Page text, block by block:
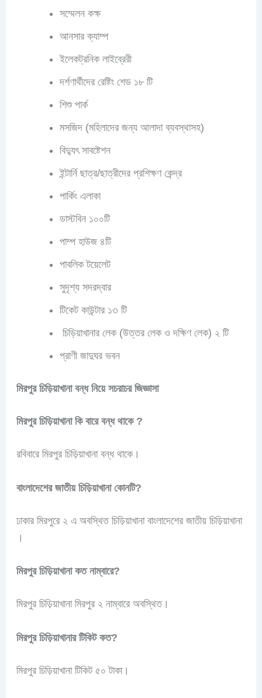
সম্মেলন কক্ষ
আনসার ক্যাম্প
ইলেকট্রনিক লাইব্রেরী
দর্শণার্থীদের রেষ্টিং শেড ১৮ টি
শিশু পার্ক
মসজিদ (মহিলাদের জন্য আলাদা ব্যবস্থাসহ)
বিদ্যুৎ সাবষ্টেশন
ইন্টার্নি ছাত্র/ছাত্রীদের প্রশিক্ষণ কেন্দ্র
পার্কিং এলাকা
ডাস্টবিন ১০০টি
পাম্প হাউজ ৪টি
পাবলিক টয়েলেট
সুদৃশ্য সদরদ্বার
টিকেট কাউন্টার ১৩ টি
চিড়িয়াখানার লেক (উত্তর লেক ও দক্ষিণ লেক) ২ টি
প্রাণী জাদুঘর ভবন
মিরপুর চিড়িয়াখানাবন্ধ নিয়ে সচরাচর জিজ্ঞাসা
মিরপুর চিড়িয়াখানা কি বারে বন্ধ থাকে ?
রবিবারে মিরপুর চিড়িয়াখানা বন্ধ থাকে।
বাংলাদেশের জাতীয় চিড়িয়াখানা কোনটি?
ঢাকার মিরপুরে ২ এ অবস্থিত চিড়িয়াখানা বাংলাদেশের জাতীয় চিড়িয়াখানা
।
মিরপুর চিড়িয়াখানা কত নাম্বারে?
মিরপুর চিড়িয়াখানা মিরপুর ২ নাম্বারে অবস্থিত।
মিরপুর চিড়িয়াখানার টিকিট কত?
মিরপুর চিড়িয়াখানা টিকিট ৫০ টাকা।